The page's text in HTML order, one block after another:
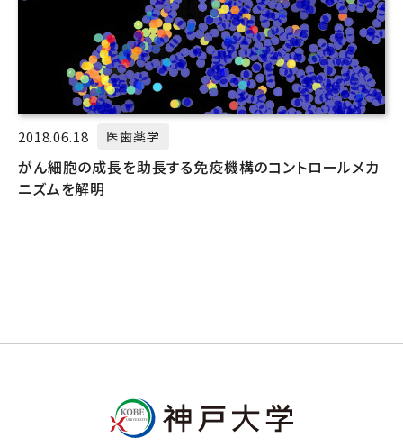
2018.06.18 医歯薬学
がん細胞の成長を助長する免疫機構のコントロールメカ
ニズムを解明